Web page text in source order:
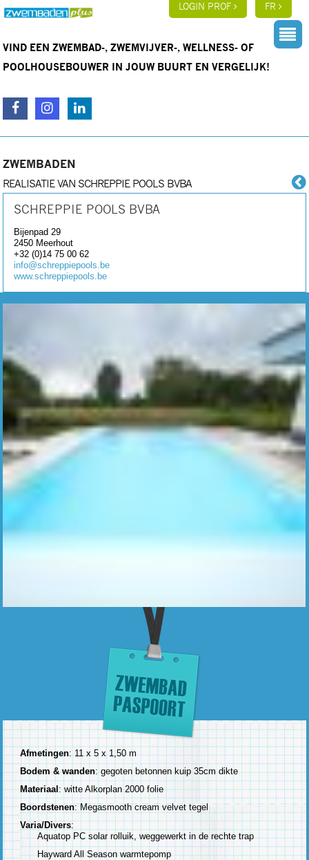
LOGIN PROF FR
VIND EEN ZWEMBAD-, ZWEMVIJVER-, WELLNESS- OF
POOLHOUSEBOUWER IN JOUW BUURT EN VERGELIJK!
ZWEMBADEN
REALISATIE VAN SCHREPPIE POOLS BVBA
SCHREPPIE POOLS BVBA
Bijenpad 29
2450 Meerhout
+32 (0)14 75 00 62
info@schreppiepools.be
www.schreppiepools.be
Afmetingen: 11 x 5 x 1,50 m
Bodem & wanden: gegoten betonnen kuip 35cm dikte
Materiaal : witte Alkorplan 2000 folie
Boordstenen: Megasmooth cream velvet tegel
Varia/Divers:
Aquatop PC solar rolluik, weggewerkt in de rechte trap
Hayward All Season warmtepomp